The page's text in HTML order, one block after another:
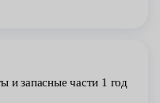
и запасные части 1 год